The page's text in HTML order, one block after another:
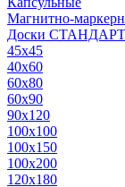
Магнитно-
Доски СТАНДАРТ
45x45
40x60
60x80
60x90
90x120
100x100
100x150
100x200
120x180